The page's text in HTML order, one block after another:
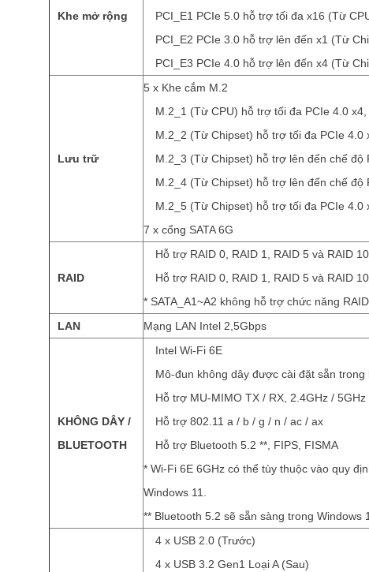
Khe mở rộng
PCI_E1 PCIe 5.0 hỗ trợ tối đa x16 (Từ
PCI_E2 PCIe 3.0 hỗ trợ lên đến x1 (Từ
PCI_E3 PCIe 4.0 hỗ trợ lên đến x4 (Từ
Lưu trữ
5 x Khe cắm M.2
M.2_1 (Từ CPU) hỗ trợ tối đa PCIe 4.0
M.2_2 (Từ Chipset) hỗ trợ tối đa PCIe 4.0
M.2_3 (Từ Chipset) hỗ trợ lên đến chế độ
M.2_4 (Từ Chipset) hỗ trợ lên đến chế
M.2_5 (Từ Chipset) hỗ trợ tối đa PCIe 4.0
7 x cổng SATA 6G
RAID
Hỗ trợ RAID 0, RAID 1, RAID 5 và RAID
Hỗ trợ RAID 0, RAID 1, RAID 5 và RAID
* SATA_A1~A2 không hỗ trợ chức năng
LAN
Mạng LAN Intel 2,5Gbps
KHÔNG DÂY /
BLUETOOTH
Intel Wi-Fi 6E
Mô-đun không dây được cài đặt sẵn trong
Hỗ trợ MU-MIMO TX / RX, 2.4GHz /
Hỗ trợ 802.11 a / b / g / n / ac / ax
Hỗ trợ Bluetooth 5.2 **, FIPS, FISMA
* Wi-Fi 6E 6GHz có thể tùy thuộc vào quy
Windows 11.
** Bluetooth 5.2 sẽ sẵn sàng trong Windows
4 x USB 2.0 (Trước)
4 x USB 3.2 Gen1 Loại A (Sau)